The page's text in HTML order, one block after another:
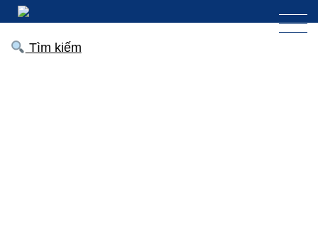
Tìm kiếm